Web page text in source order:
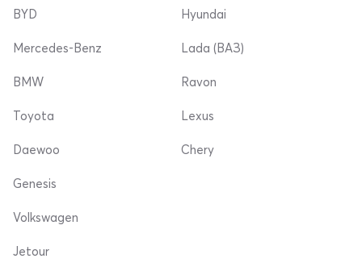
BYD
Mercedes-Benz
Hyundai
Lada (ВАЗ)
BMW
Toyota
Daewoo
Ravon
Lexus
Chery
Genesis
Volkswagen
Jetour